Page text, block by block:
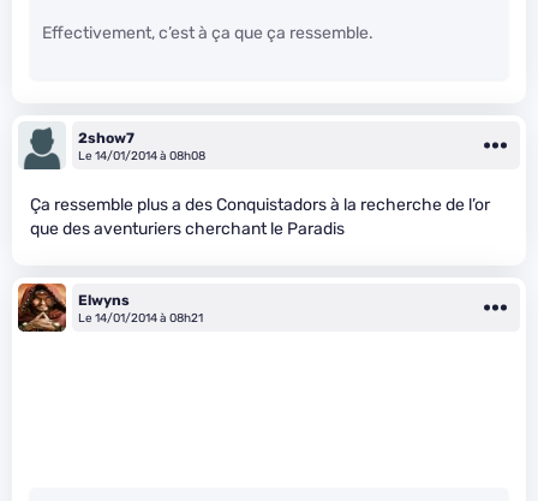
Effectivement, c’est à ça que ça ressemble.
2show7
Le 14/01/2014 à 08h08
Ça ressemble plus a des Conquistadors à la recherche de l’or
que des aventuriers cherchant le Paradis
Elwyns
Le 14/01/2014 à 08h21